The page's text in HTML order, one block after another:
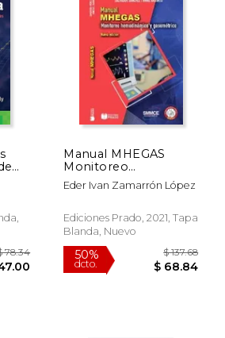
136.02
50%
dcto. $
Manual MHEGAS
Monitoreo
hemodinámico y
gasométrico
Eder Ivan Zamarrón López
Ediciones Prado, 2021, Tapa
Blanda, Nuevo